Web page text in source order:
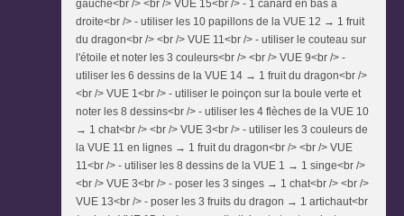
gauche<br /> <br /> VUE 15<br /> - 1 canard en bas à
droite<br /> - utiliser les 10 papillons de la VUE 12 → 1 fruit
du dragon<br /> <br /> VUE 11<br /> - utiliser le couteau sur
l'étoile et noter les 3 couleurs<br /> <br /> VUE 9<br /> -
utiliser les 6 dessins de la VUE 14 → 1 fruit du dragon<br />
<br /> VUE 1<br /> - utiliser le poinçon sur la boule verte et
noter les 8 dessins<br /> - utiliser les 4 flèches de la VUE 10
→ 1 chat<br /> <br /> VUE 3<br /> - utiliser les 3 couleurs de
la VUE 11 en lignes → 1 fruit du dragon<br /> <br /> VUE
11<br /> - utiliser les 8 dessins de la VUE 1 → 1 singe<br />
<br /> VUE 3<br /> - poser les 3 singes → 1 chat<br /> <br />
VUE 13<br /> - poser les 3 fruits du dragon → 1 artichaut<br